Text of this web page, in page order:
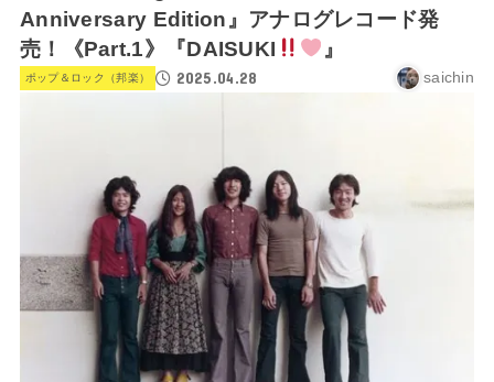
Anniversary Edition』アナログレコード発
売！《Part.1》『DAISUKI
』
ポップ＆ロック（邦楽） 2025.04.28 saichin